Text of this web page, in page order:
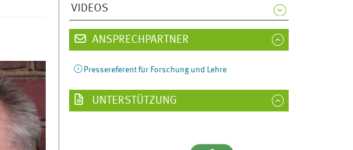
VIDEOS
ANSPRECHPARTNER
Pressereferent für Forschung und Lehre
UNTERSTÜTZUNG